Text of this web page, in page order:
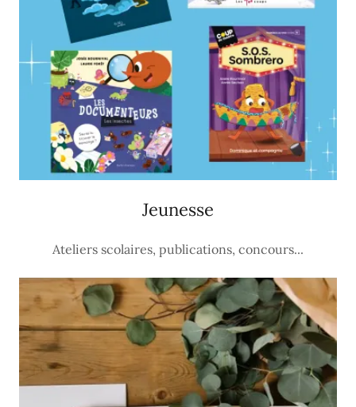
Jeunesse
Ateliers scolaires, publications, concours...